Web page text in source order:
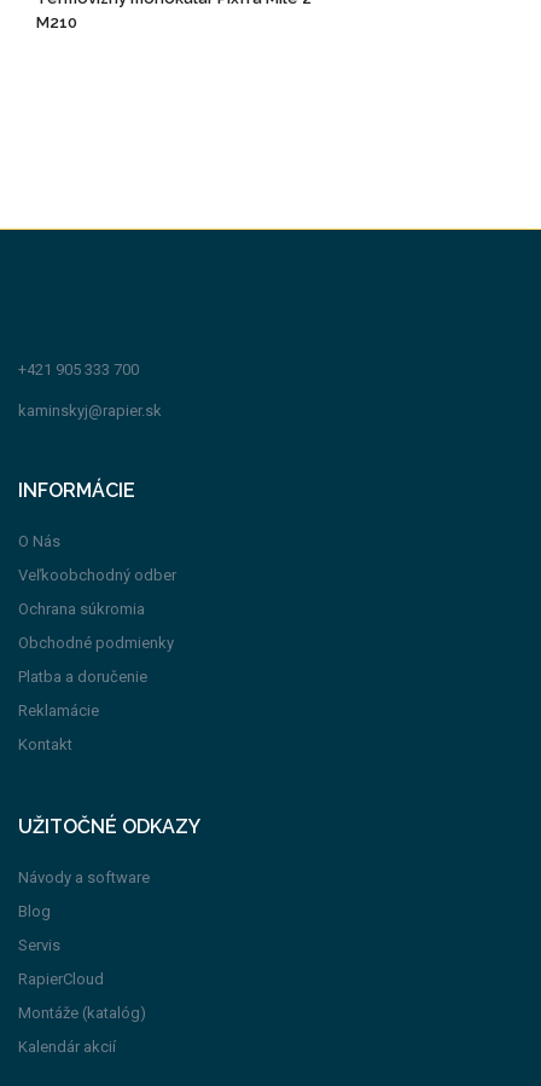
M210
+421 905 333 700
kaminskyj@rapier.sk
INFORMÁCIE
O Nás
Veľkoobchodný odber
Ochrana súkromia
Obchodné podmienky
Platba a doručenie
Reklamácie
Kontakt
UŽITOČNÉ ODKAZY
Návody a software
Blog
Servis
RapierCloud
Montáže (katalóg)
Kalendár akcií